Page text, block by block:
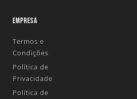
EMPRESA
Termos e
Condições
Política de
Privacidade
Política de